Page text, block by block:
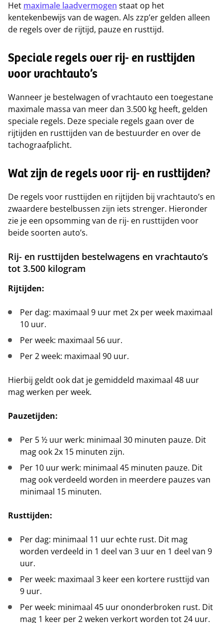
Het maximale laadvermogen staat op het
kentekenbewijs van de wagen. Als zzp’er gelden alleen
de regels over de rijtijd, pauze en rusttijd.
Speciale regels over rij- en rusttijden
voor vrachtauto’s
Wanneer je bestelwagen of vrachtauto een toegestane
maximale massa van meer dan 3.500 kg heeft, gelden
speciale regels. Deze speciale regels gaan over de
rijtijden en rusttijden van de bestuurder en over de
tachograafplicht.
Wat zijn de regels voor rij- en rusttijden?
De regels voor rusttijden en rijtijden bij vrachtauto’s en
zwaardere bestelbussen zijn iets strenger. Hieronder
zie je een opsomming van de rij- en rusttijden voor
beide soorten auto’s.
Rij- en rusttijden bestelwagens en vrachtauto’s
tot 3.500 kilogram
Rijtijden:
Per dag: maximaal 9 uur met 2x per week maximaal
10 uur.
Per week: maximaal 56 uur.
Per 2 week: maximaal 90 uur.
Hierbij geldt ook dat je gemiddeld maximaal 48 uur
mag werken per week.
Pauzetijden:
Per 5 ½ uur werk: minimaal 30 minuten pauze. Dit
mag ook 2x 15 minuten zijn.
Per 10 uur werk: minimaal 45 minuten pauze. Dit
mag ook verdeeld worden in meerdere pauzes van
minimaal 15 minuten.
Rusttijden:
Per dag: minimaal 11 uur echte rust. Dit mag
worden verdeeld in 1 deel van 3 uur en 1 deel van 9
uur.
Per week: maximaal 3 keer een kortere rusttijd van
9 uur.
Per week: minimaal 45 uur ononderbroken rust. Dit
mag 1 keer per 2 weken verkort worden tot 24 uur.